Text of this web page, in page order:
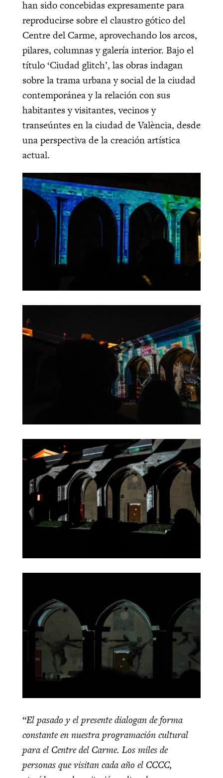
han sido concebidas expresamente para
reproducirse sobre el claustro gótico del
Centre del Carme, aprovechando los arcos,
pilares, columnas y galería interior. Bajo el
título ‘Ciudad glitch’, las obras indagan
sobre la trama urbana y social de la ciudad
contemporánea y la relación con sus
habitantes y visitantes, vecinos y
transeúntes en la ciudad de València, desde
una perspectiva de la creación artística
actual.
“El pasado y el presente dialogan de forma
constante en nuestra programación cultural
para el Centre del Carme. Los miles de
personas que visitan cada año el CCCC,